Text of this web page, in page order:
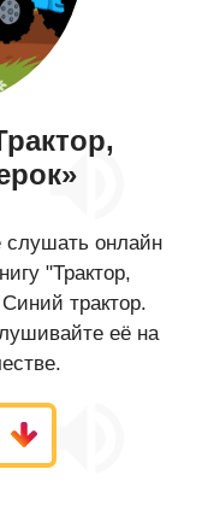
слушать онлайн
"Трактор,
трактор.
её на